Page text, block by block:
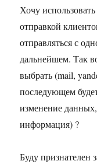
Хочу
отправкой
отправляться с
дальнейшем. Так
выбрать (mail,
последующем
изменение
информация) ?
Буду признателен